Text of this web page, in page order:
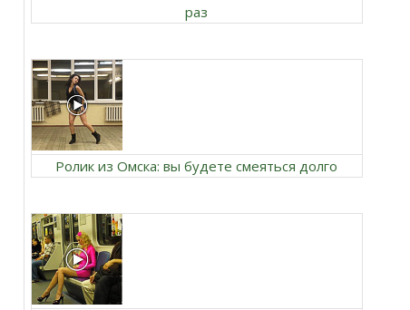
раз
Ролик из Омска: вы будете смеяться долго